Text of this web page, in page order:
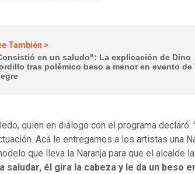
También >
en un saludo": La explicación de Dino
tras polémico beso a menor en evento de
quien en diálogo con el programa decláró:
Acá le entregamos a los artistas una
que lleva la Naranja para que el alcalde
saludar, él gira la cabeza y le da un beso